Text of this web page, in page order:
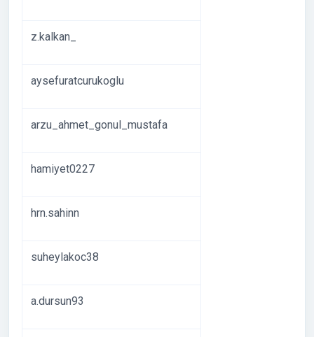
z.kalkan_
aysefuratcurukoglu
arzu_ahmet_gonul_mustafa
hamiyet0227
hrn.sahinn
suheylakoc38
a.dursun93